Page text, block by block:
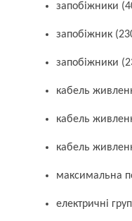
запобіжники
запобіжник
запобіжники
кабель
кабель
кабель
максимальна
електричні